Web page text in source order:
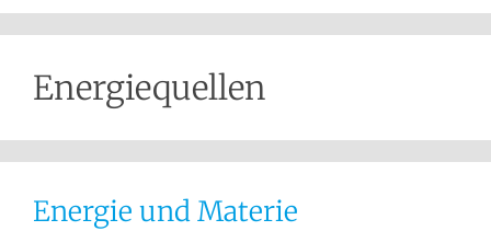
Energiequellen
Energie und Materie